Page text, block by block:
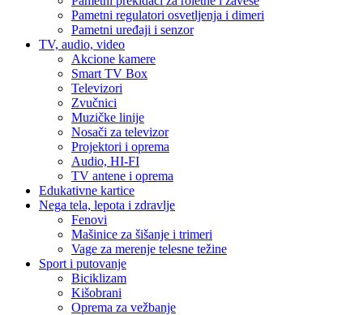
Pametni regulatori osvetljenja i dimeri
Pametni uređaji i senzor
TV, audio, video
Akcione kamere
Smart TV Box
Televizori
Zvučnici
Muzičke linije
Nosači za televizor
Projektori i oprema
Audio, HI-FI
TV antene i oprema
Edukativne kartice
Nega tela, lepota i zdravlje
Fenovi
Mašinice za šišanje i trimeri
Vage za merenje telesne težine
Sport i putovanje
Biciklizam
Kišobrani
Oprema za vežbanje